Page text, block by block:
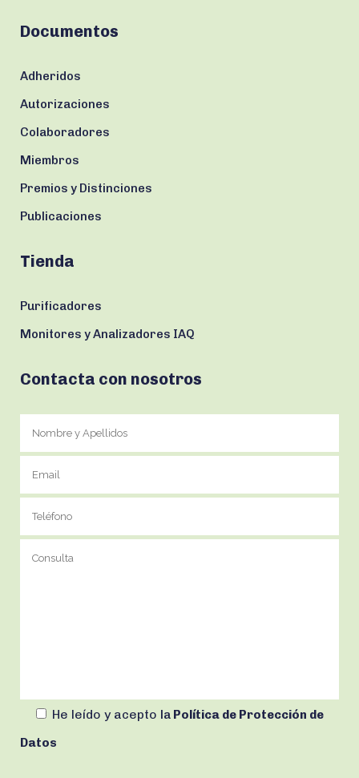
Documentos
Adheridos
Autorizaciones
Colaboradores
Miembros
Premios y Distinciones
Publicaciones
Tienda
Purificadores
Monitores y Analizadores IAQ
Contacta con nosotros
He leído y acepto la Política de Protección de
Datos